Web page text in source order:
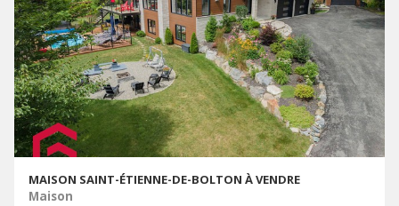
MAISON SAINT-ÉTIENNE-DE-BOLTON À VENDRE
Maison